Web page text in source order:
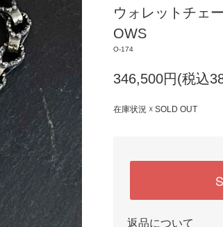
ウォレットチェ
OWS
O-174
346,500円(税込
在庫状況 ☓ SOLD OUT
返品について